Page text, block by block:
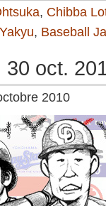
, Chibba
, Baseball
30 oct.
2010